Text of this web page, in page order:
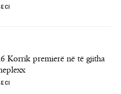
Korrik premierë në të gjitha